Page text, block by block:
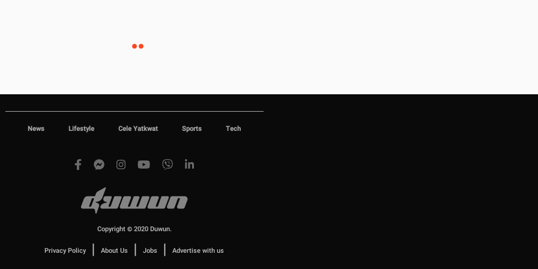
News Lifestyle Cele Yatkwat Sports Tech
Copyright © 2020 Duwun.
Privacy Policy | About Us | Jobs | Advertise with us